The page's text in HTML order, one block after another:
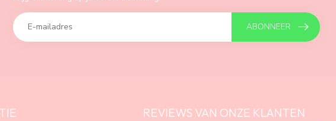
ABONNEER
REVIEWS VAN ONZE KLANTEN